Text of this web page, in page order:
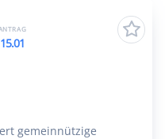
gemeinnützige
15.01